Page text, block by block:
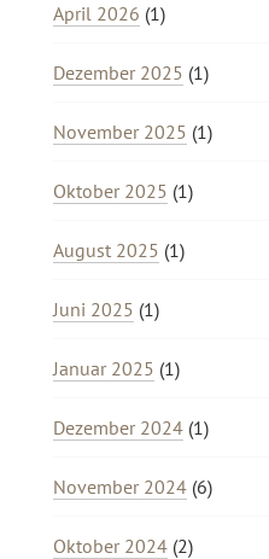
April 2026 (1)
Dezember 2025 (1)
November 2025 (1)
Oktober 2025 (1)
August 2025 (1)
Juni 2025 (1)
Januar 2025 (1)
Dezember 2024 (1)
November 2024 (6)
Oktober 2024 (2)